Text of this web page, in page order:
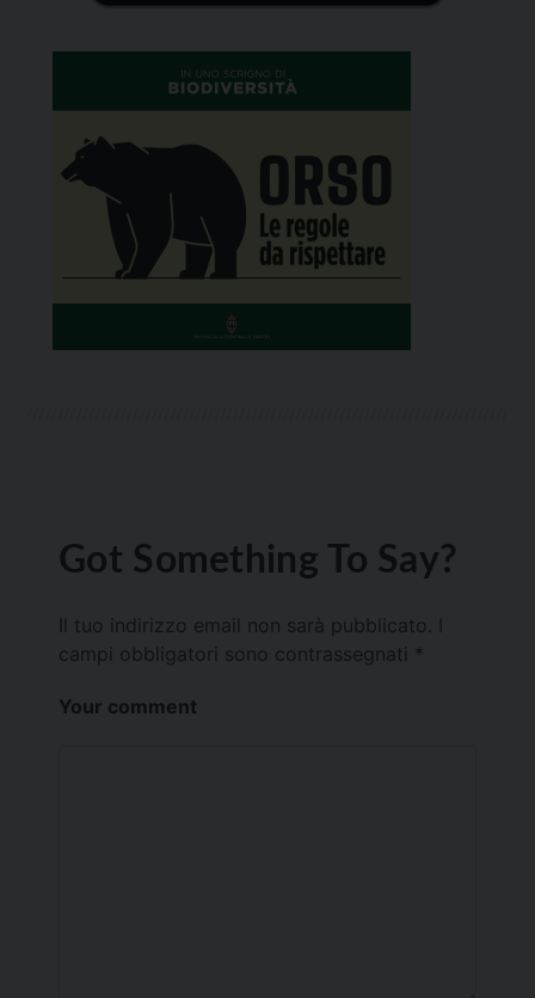
Got Something To Say?
Il tuo indirizzo email non sarà pubblicato.
campi obbligatori sono contrassegnati *
Your comment